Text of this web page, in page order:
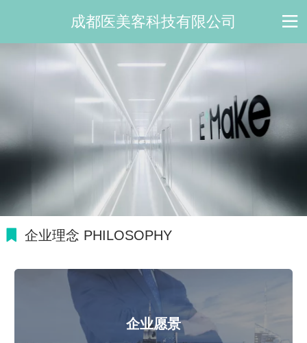
成都医美客科技有限公司
企业理念 PHILOSOPHY
企业愿景